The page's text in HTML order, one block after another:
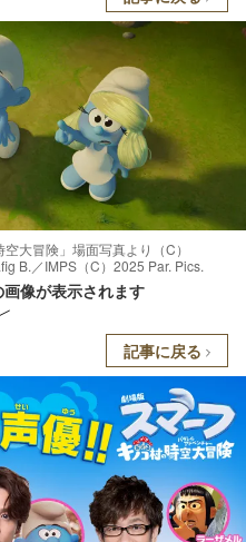
大冒険」場面写真より（C）
B.／IMPS（C）2025 Par. Pics.
像が表示されます
記事に戻る